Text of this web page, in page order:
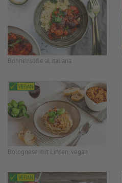
Bohnensoße al italiana
Bolognese mit Linsen, vegan